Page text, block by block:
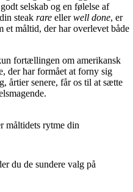
selskab og en følelse af
steak rare ellerwell done, er
et måltid, der har overlevet både
fortællingen om amerikansk
der har formået at forny sig
årtier senere, får os til at sætte
måltidets rytme din
du de sundere valg på